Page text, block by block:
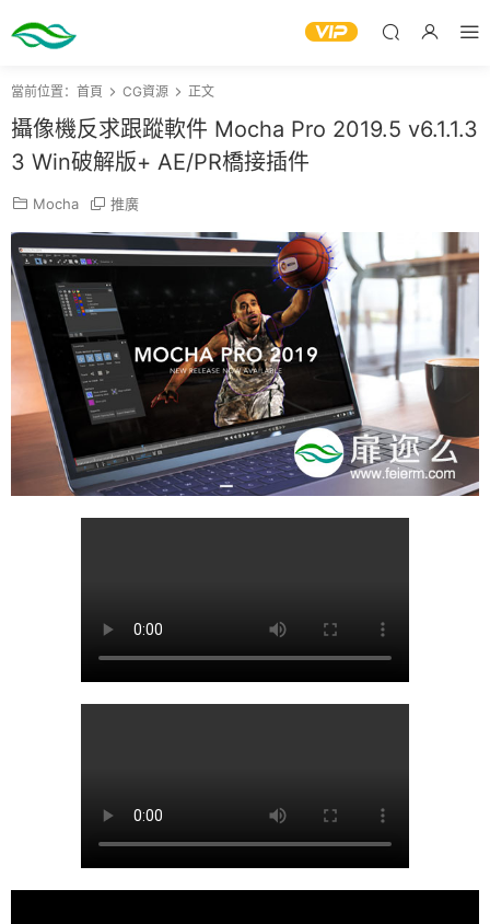
當前位置： 首頁 CG資源 正文
攝像機反求跟蹤軟件 Mocha Pro 2019.5 v6.1.1.3
3 Win破解版+ AE/PR橋接插件
Mocha 推廣